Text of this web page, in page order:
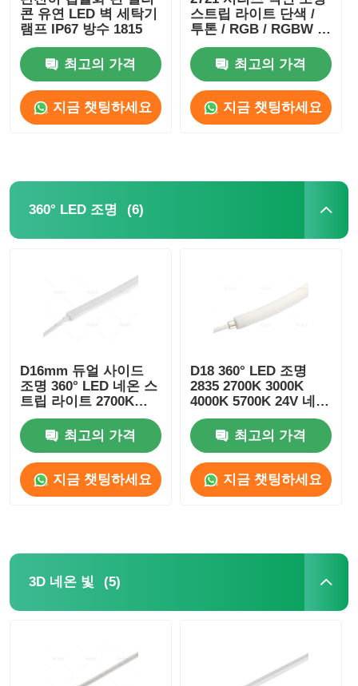
콘 유연 LED 벽 세탁기
램프 IP67 방수 1815
최고의 가격
지금 챗팅하세요
스트립 라이트 단색 /
투톤 / RGB / RGBW /
SPl / DMX
최고의 가격
지금 챗팅하세요
360° LED 조명 (6)
D16mm 듀얼 사이드
조명 360° LED 네온 스
트립 라이트 2700K
3000K 4000K 5700K
최고의 가격
지금 챗팅하세요
D18 360° LED 조명
2835 2700K 3000K
4000K 5700K 24V 네온
플렉시블 튜브
최고의 가격
지금 챗팅하세요
3D 네온 빛 (5)